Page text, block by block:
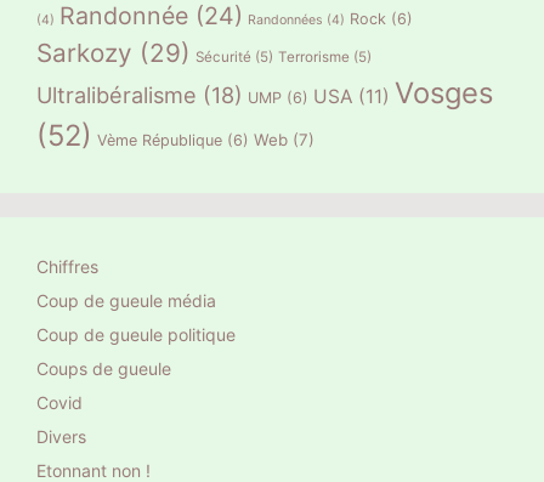
(4) Randonnée (24) Randonnées (4) Rock (6)
Sarkozy (29) Sécurité (5) Terrorisme (5)
Ultralibéralisme (18) UMP (6) USA (11) Vosges
(52) Vème République (6) Web (7)
Chiffres
Coup de gueule média
Coup de gueule politique
Coups de gueule
Covid
Divers
Etonnant non !